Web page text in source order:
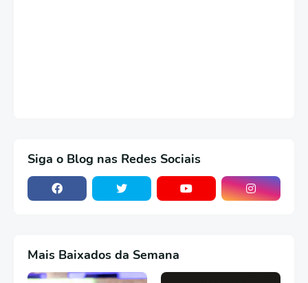
Siga o Blog nas Redes Sociais
Mais Baixados da Semana